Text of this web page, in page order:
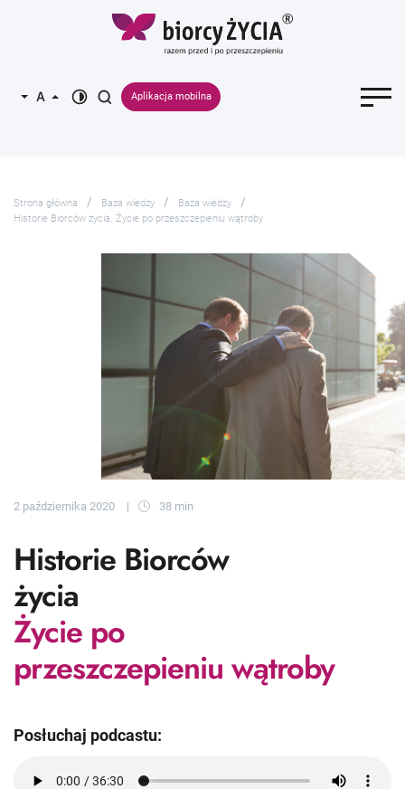
Aplikacja mobilna
Strona główna Baza wiedzy
Baza wiedzy
Historie Biorców życia. Życie po przeszczepieniu wątroby
2 października 2020 38 min
Historie Biorców
życia
Życie po
przeszczepieniu wątroby
Posłuchaj podcastu: